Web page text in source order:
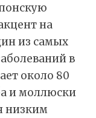
на
из самых
в
около 80
и моллюски
низким